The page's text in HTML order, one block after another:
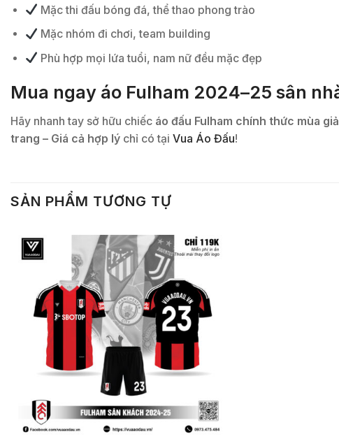
Mặc thi đấu bóng đá, thể thao phong trào
Mặc nhóm đi chơi, team building
Phù hợp mọi lứa tuổi, nam nữ đều mặc đẹp
Mua ngay áo Fulham 2024–25 sân
Hãy nhanh tay sở hữu chiếc áo đấu Fulham chính thức mùa
trang – Giá cả hợp lý chỉ có tại Vua Áo Đấu!
SẢN PHẨM TƯƠNG TỰ